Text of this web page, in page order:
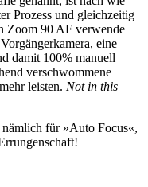
Prozess und gleichzeitig
Zoom 90 AF verwende
eine
damit 100% manuell
verschwommene
leisten. Not in this
für »Auto Focus«,